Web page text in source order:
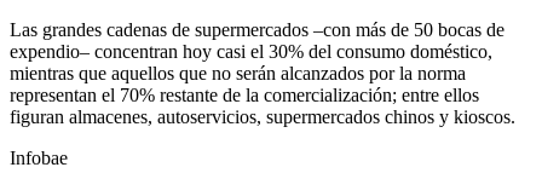
Las grandes cadenas de supermercados –con más de 50 bocas de
expendio– concentran hoy casi el 30% del consumo doméstico,
mientras que aquellos que no serán alcanzados por la norma
representan el 70% restante de la comercialización; entre ellos
figuran almacenes, autoservicios, supermercados chinos y kioscos.
Infobae